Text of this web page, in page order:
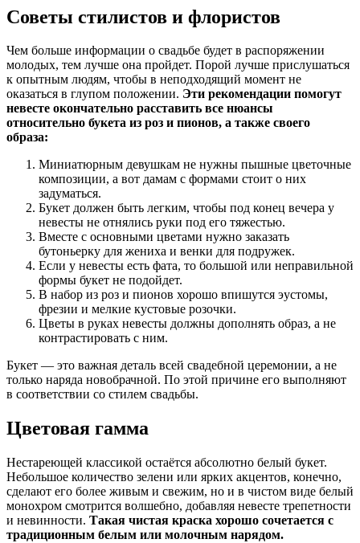
Советы стилистов и флористов
Чем больше информации о свадьбе будет в распоряжении
молодых, тем лучше она пройдет. Порой лучше прислушаться
к опытным людям, чтобы в неподходящий момент не
оказаться в глупом положении. Эти рекомендации помогут
невесте окончательно расставить все нюансы
относительно букета из роз и пионов, а также своего
образа:
Миниатюрным девушкам не нужны пышные цветочные
композиции, а вот дамам с формами стоит о них
задуматься.
Букет должен быть легким, чтобы под конец вечера у
невесты не отнялись руки под его тяжестью.
Вместе с основными цветами нужно заказать
бутоньерку для жениха и венки для подружек.
Если у невесты есть фата, то большой или неправильной
формы букет не подойдет.
В набор из роз и пионов хорошо впишутся эустомы,
фрезии и мелкие кустовые розочки.
Цветы в руках невесты должны дополнять образ, а не
контрастировать с ним.
Букет — это важная деталь всей свадебной церемонии, а не
только наряда новобрачной. По этой причине его выполняют
в соответствии со стилем свадьбы.
Цветовая гамма
Нестареющей классикой остаётся абсолютно белый букет.
Небольшое количество зелени или ярких акцентов, конечно,
сделают его более живым и свежим, но и в чистом виде белый
монохром смотрится волшебно, добавляя невесте трепетности
и невинности. Такая чистая краска хорошо сочетается с
традиционным белым или молочным нарядом.